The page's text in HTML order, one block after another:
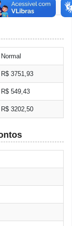
Normal
R$ 3751,93
R$ 549,43
R$ 3202,50